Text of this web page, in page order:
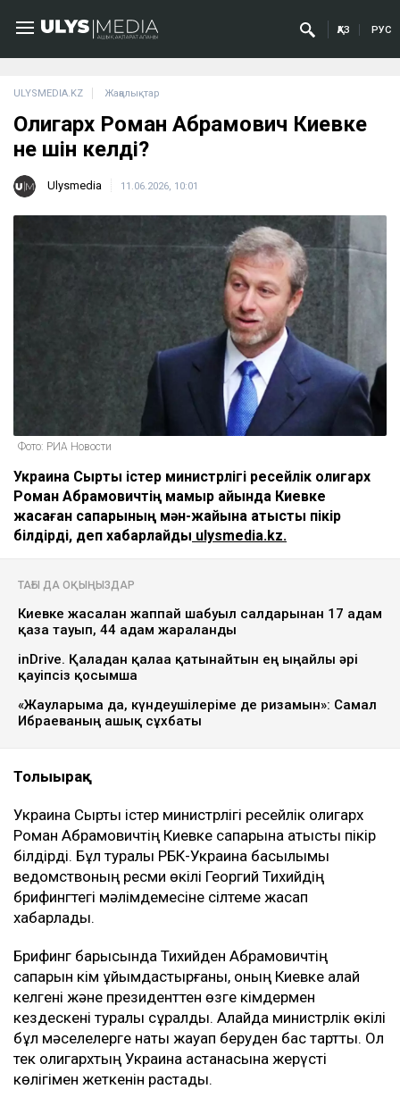
ҚАЗ РУС
ULYSMEDIA.KZ Жаңалықтар
Олигарх Роман Абрамович Киевке
не үшін келді?
Ulysmedia 11.06.2026, 10:01
Фото: РИА Новости
Украина Сыртқы істер министрлігі ресейлік олигарх
Роман Абрамовичтің мамыр айында Киевке
жасаған сапарының мән-жайына қатысты пікір
білдірді, деп хабарлайды ulysmedia.kz.
ТАҒЫ ДА ОҚЫҢЫЗДАР
Киевке жасалған жаппай шабуыл салдарынан 17 адам
қаза тауып, 44 адам жараланды
inDrive. Қаладан қалаға қатынайтын ең ыңғайлы әрі
қауіпсіз қосымша
«Жауларыма да, күндеушілеріме де ризамын»: Самал
Ибраеваның ашық сұхбаты
Толығырақ
Украина Сыртқы істер министрлігі ресейлік олигарх
Роман Абрамовичтің Киевке сапарына қатысты пікір
білдірді. Бұл туралы РБК-Украина басылымы
ведомствоның ресми өкілі Георгий Тихийдің
брифингтегі мәлімдемесіне сілтеме жасап
хабарлады.
Брифинг барысында Тихийден Абрамовичтің
сапарын кім ұйымдастырғаны, оның Киевке қалай
келгені және президенттен өзге кімдермен
кездескені туралы сұралды. Алайда министрлік өкілі
бұл мәселелерге нақты жауап беруден бас тартты. Ол
тек олигархтың Украина астанасына жерүсті
көлігімен жеткенін растады.